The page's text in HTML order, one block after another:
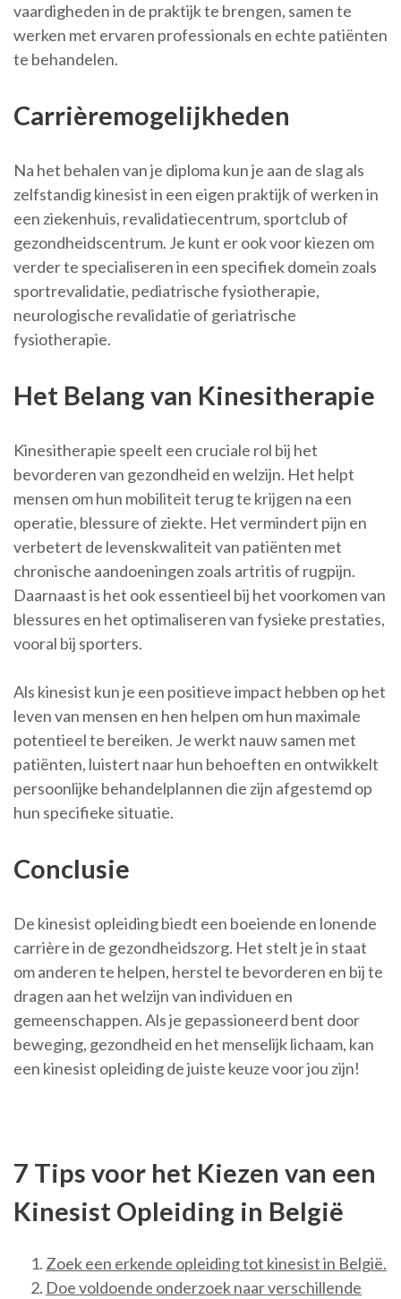
vaardigheden in de praktijk te brengen, samen te
werken met ervaren professionals en echte patiënten
te behandelen.
Carrièremogelijkheden
Na het behalen van je diploma kun je aan de slag als
zelfstandig kinesist in een eigen praktijk of werken in
een ziekenhuis, revalidatiecentrum, sportclub of
gezondheidscentrum. Je kunt er ook voor kiezen om
verder te specialiseren in een specifiek domein zoals
sportrevalidatie, pediatrische fysiotherapie,
neurologische revalidatie of geriatrische
fysiotherapie.
Het Belang van Kinesitherapie
Kinesitherapie speelt een cruciale rol bij het
bevorderen van gezondheid en welzijn. Het helpt
mensen om hun mobiliteit terug te krijgen na een
operatie, blessure of ziekte. Het vermindert pijn en
verbetert de levenskwaliteit van patiënten met
chronische aandoeningen zoals artritis of rugpijn.
Daarnaast is het ook essentieel bij het voorkomen van
blessures en het optimaliseren van fysieke prestaties,
vooral bij sporters.
Als kinesist kun je een positieve impact hebben op het
leven van mensen en hen helpen om hun maximale
potentieel te bereiken. Je werkt nauw samen met
patiënten, luistert naar hun behoeften en ontwikkelt
persoonlijke behandelplannen die zijn afgestemd op
hun specifieke situatie.
Conclusie
De kinesist opleiding biedt een boeiende en lonende
carrière in de gezondheidszorg. Het stelt je in staat
om anderen te helpen, herstel te bevorderen en bij te
dragen aan het welzijn van individuen en
gemeenschappen. Als je gepassioneerd bent door
beweging, gezondheid en het menselijk lichaam, kan
een kinesist opleiding de juiste keuze voor jou zijn!
7 Tips voor het Kiezen van een
Kinesist Opleiding in België
Zoek een erkende opleiding tot kinesist in België.
Doe voldoende onderzoek naar verschillende